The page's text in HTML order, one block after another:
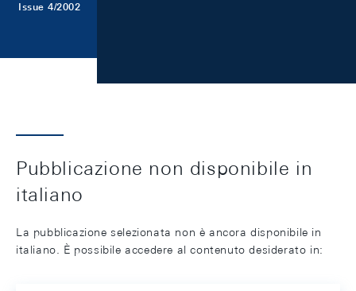
Issue 4/2002
Pubblicazione non disponibile in
italiano
La pubblicazione selezionata non è ancora disponibile in
italiano. È possibile accedere al contenuto desiderato in: